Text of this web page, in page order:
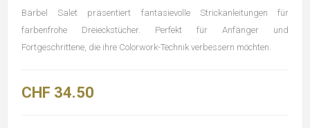
Bärbel Salet präsentiert fantasievolle Strickanleitungen für
farbenfrohe Dreieckstücher. Perfekt für Anfänger und
Fortgeschrittene, die ihre Colorwork-Technik verbessern möchten.
CHF 34.50